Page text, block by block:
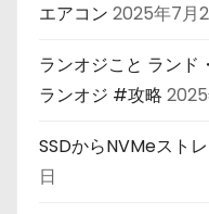
エアコン 2025年7月
ランオジこと ラン
ランオジ #攻略
SSDからNVMeスト
日